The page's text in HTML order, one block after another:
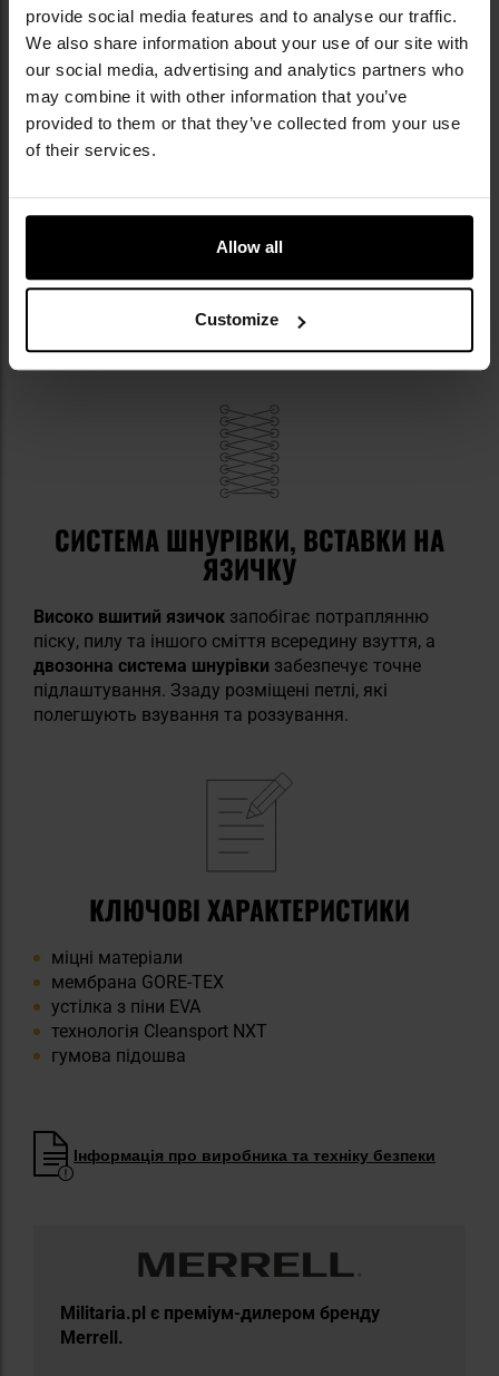
provide social media features and to analyse our traffic.
We also share information about your use of our site with
our social media, advertising and analytics partners who
may combine it with other information that you’ve
provided to them or that they’ve collected from your use
of their services.
Allow all
Customize
СИСТЕМА ШНУРІВКИ, ВСТАВКИ НА
ЯЗИЧКУ
Високо вшитий язичок запобігає потраплянню
піску, пилу та іншого сміття всередину взуття, а
двозонна система шнурівки забезпечує точне
підлаштування. Ззаду розміщені петлі, які
полегшують взування та роззування.
КЛЮЧОВІ ХАРАКТЕРИСТИКИ
міцні матеріали
мембрана GORE-TEX
устілка з піни EVA
технологія Cleansport NXT
гумова підошва
Інформація про виробника та техніку безпеки
Militaria.pl є преміум-дилером бренду
Merrell.